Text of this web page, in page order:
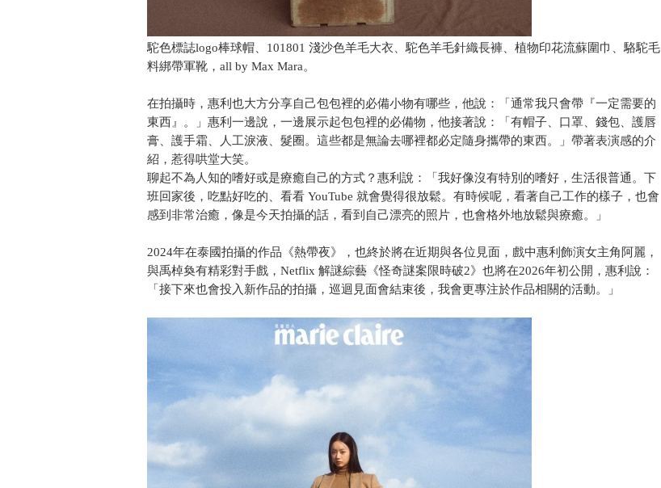
駝色標誌logo棒球帽、101801 淺沙色羊毛大衣、駝色羊毛針織長褲、植物印花流蘇圍巾、駱駝毛
料綁帶軍靴，all by Max Mara。
在拍攝時，惠利也大方分享自己包包裡的必備小物有哪些，他說：「通常我只會帶『一定需要的
東西』。」惠利一邊說，一邊展示起包包裡的必備物，他接著說：「有帽子、口罩、錢包、護唇
膏、護手霜、人工淚液、髮圈。這些都是無論去哪裡都必定隨身攜帶的東西。」帶著表演感的介
紹，惹得哄堂大笑。
聊起不為人知的嗜好或是療癒自己的方式？惠利說：「我好像沒有特別的嗜好，生活很普通。下
班回家後，吃點好吃的、看看 YouTube 就會覺得很放鬆。有時候呢，看著自己工作的樣子，也會
感到非常治癒，像是今天拍攝的話，看到自己漂亮的照片，也會格外地放鬆與療癒。」
2024年在泰國拍攝的作品《熱帶夜》，也終於將在近期與各位見面，戲中惠利飾演女主角阿麗，
與禹棹奐有精彩對手戲，Netflix 解謎綜藝《怪奇謎案限時破2》也將在2026年初公開，惠利說：
「接下來也會投入新作品的拍攝，巡迴見面會結束後，我會更專注於作品相關的活動。」